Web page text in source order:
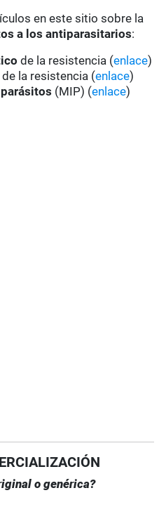
en este sitio sobre la
a los antiparasitarios:
de la resistencia (enlace)
de la resistencia (enlace)
(MIP) (enlace)
o genérica?